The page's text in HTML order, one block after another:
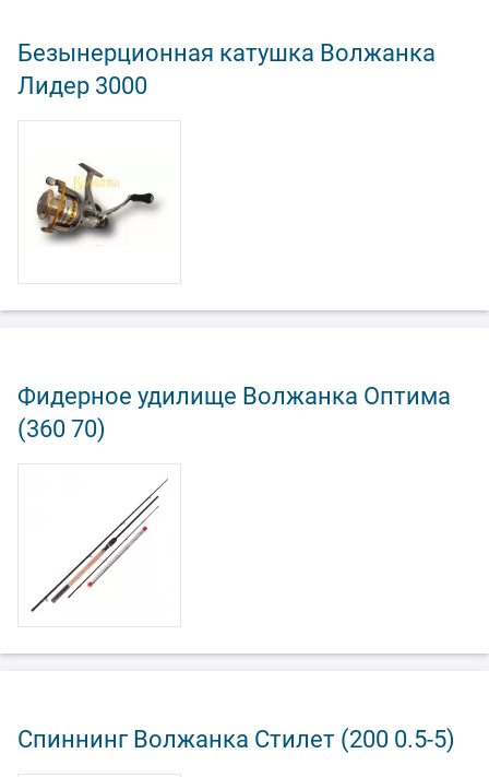
Безынерционная катушка Волжанка
Лидер 3000
Фидерное удилище Волжанка Оптима
(360 70)
Спиннинг Волжанка Стилет (200 0.5-5)